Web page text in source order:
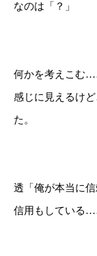
なのは「？」
何かを考えこむ
感じに見えるけ
た。
透「俺が本当に
信用もしている